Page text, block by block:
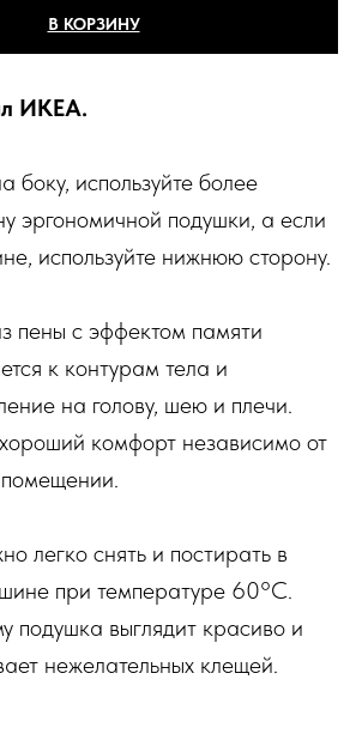
В КОРЗИНУ
ИКЕА.
боку, используйте более
эргономичной подушки, а если
используйте нижнюю сторону.
пены с эффектом памяти
к контурам тела и
на голову, шею и плечи.
комфорт независимо от
легко снять и постирать в
при температуре 60°C.
подушка выглядит красиво и
нежелательных клещей.